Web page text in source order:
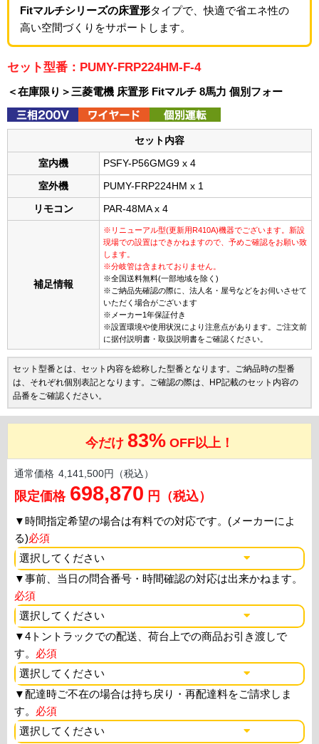
Fitマルチシリーズの床置形タイプで、快適で省エネ性の
高い空間づくりをサポートします。
セット型番：PUMY-FRP224HM-F-4
＜在庫限り＞三菱電機 床置形 Fitマルチ 8馬力 個別フォー
セット内容
室内機 PSFY-P56GMG9 x 4
室外機 PUMY-FRP224HM x 1
リモコン PAR-48MA x 4
補足情報
※リニューアル型(更新用R410A)機器でございます。新設
現場での設置はできかねますので、予めご確認をお願い致
します。
※分岐管は含まれておりません。
※全国送料無料(一部地域を除く)
※ご納品先確認の際に、法人名・屋号などをお伺いさせて
いただく場合がございます
※メーカー1年保証付き
※設置環境や使用状況により注意点があります。ご注文前
に据付説明書・取扱説明書をご確認ください。
セット型番とは、セット内容を総称した型番となります。ご納品時の型番
は、それぞれ個別表記となります。ご確認の際は、HP記載のセット内容の
品番をご確認ください。
今だけ 83% OFF以上！
通常価格 4,141,500円（税込）
限定価格 698,870 円（税込）
▼時間指定希望の場合は有料での対応です。(メーカーによ
る)必須
▼事前、当日の問合番号・時間確認の対応は出来かねます。
必須
▼4トントラックでの配送、荷台上での商品お引き渡しで
す。 必須
▼配達時ご不在の場合は持ち戻り・再配達料をご請求しま
す。 必須